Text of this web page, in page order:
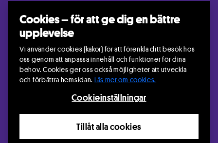
Cookies – för att ge dig en bättre
upplevelse
Vi använder cookies (kakor) för att förenkla ditt besök hos
oss genom att anpassa innehåll och funktioner för dina
behov. Cookies ger oss också möjligheter att utveckla
och förbättra hemsidan. Läs mer om cookies.
Cookieinställningar
Tillåt alla cookies
Kontakt
Mina sidor
Riksteatern Falun
claesxpetersen@gmail.com
© Riksteatern Falun 2026.Information om hur Riksteatern
behandlar personuppgifter